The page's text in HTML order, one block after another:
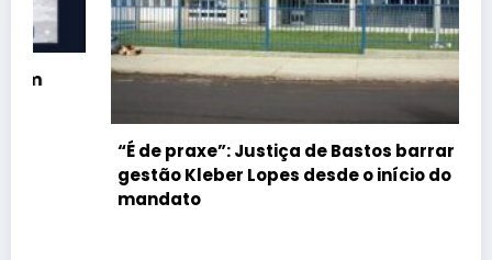
“É de praxe”: Justiça de Bastos barrar atos da
gestão Kleber Lopes desde o início do
mandato